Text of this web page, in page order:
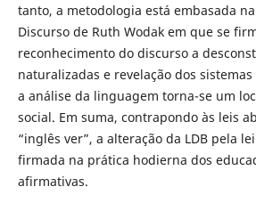
tanto, a metodologia está embasada
Discurso de Ruth Wodak em que se
reconhecimento do discurso a
naturalizadas e revelação dos
a análise da linguagem torna-se um
social. Em suma, contrapondo às leis
“inglês ver”, a alteração da LDB pela
firmada na prática hodierna dos
afirmativas.